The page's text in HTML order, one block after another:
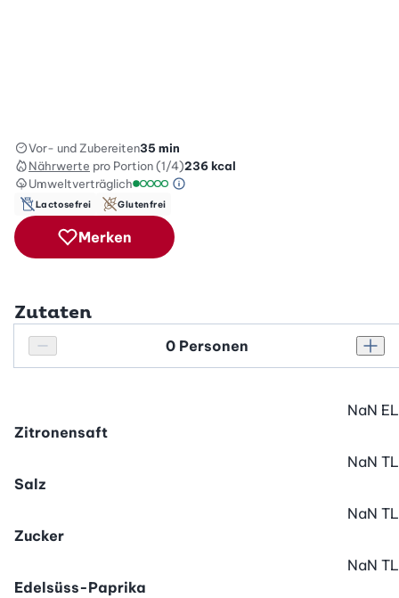
Vor- und Zubereiten35 min
Nährwerte pro Portion (1/4)236kcal
Umweltverträglich
Green Betty Skala Info
Lactosefrei Glutenfrei
Merken
Zutaten
Personenanzahl verringern
Personenanzahl
Zitronensaft
NaN EL
Salz
NaN TL
Zucker
NaN TL
Edelsüss-Paprika
NaN TL